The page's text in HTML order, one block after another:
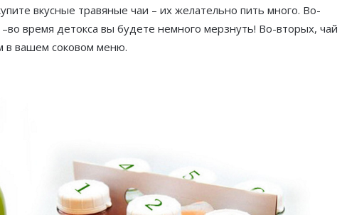
вкусные травяные чаи – их желательно пить много. Во-
время детокса вы будете немного мерзнуть! Во-вторых, чай
в вашем соковом меню.